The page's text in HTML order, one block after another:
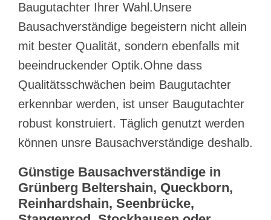
Baugutachter Ihrer Wahl.Unsere
Bausachverständige begeistern nicht allein
mit bester Qualität, sondern ebenfalls mit
beeindruckender Optik.Ohne dass
Qualitätsschwächen beim Baugutachter
erkennbar werden, ist unser Baugutachter
robust konstruiert. Täglich genutzt werden
können unsre Bausachverständige deshalb.
Günstige Bausachverständige in
Grünberg Beltershain, Queckborn,
Reinhardshain, Seenbrücke,